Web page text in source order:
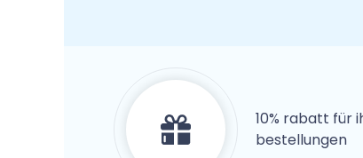
10% rabatt für
bestellungen